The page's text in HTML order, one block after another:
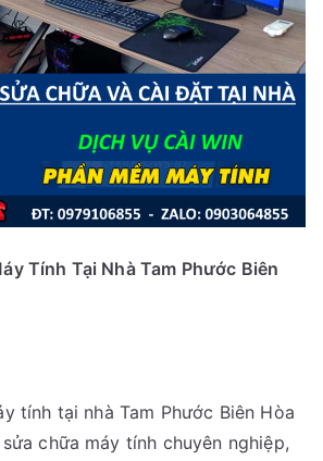
Tính Tại Nhà Tam Phước Biên
tính tại nhà Tam Phước Biên Hòa
chữa máy tính chuyên nghiệp,